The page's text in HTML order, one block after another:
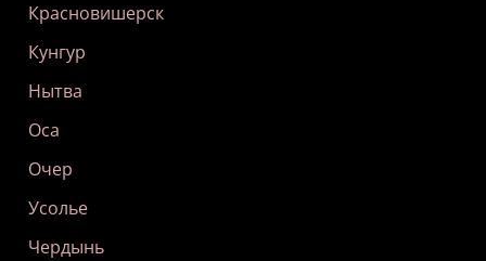
Красновишерск
Кунгур
Нытва
Оса
Очер
Усолье
Чердынь